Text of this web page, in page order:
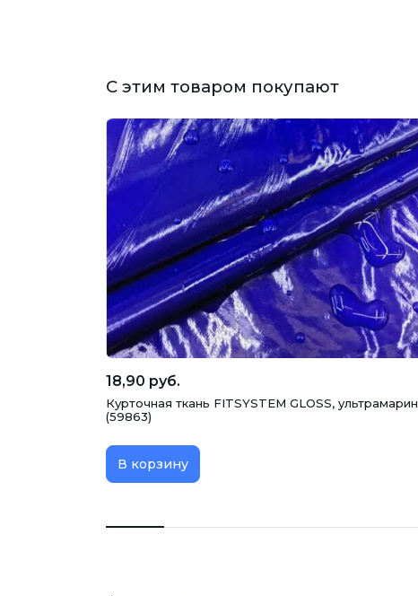
С этим товаром покупают
18,90 руб.
Курточная ткань FITSYSTEM GLOSS, ультрамарин
(59863)
В корзину